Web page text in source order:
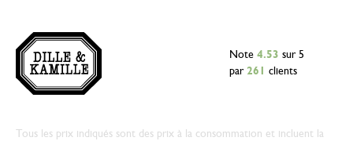
Note 4.53 sur 5
par 261 clients
Tous les prix indiqués sont des prix à la consommation et incluent la